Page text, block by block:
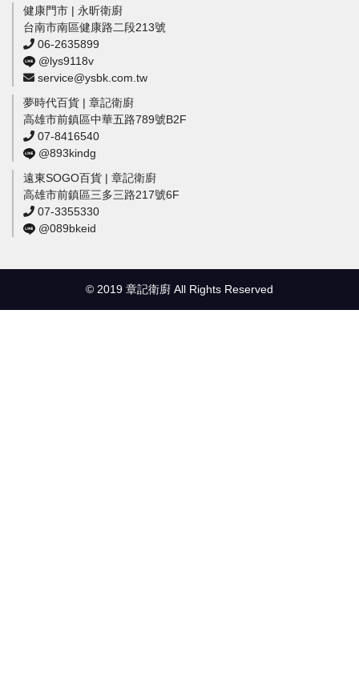
健康門市 | 永昕衛廚
台南市南區健康路二段213號
06-2635899
@lys9118v
service@ysbk.com.tw
夢時代百貨 | 章記衛廚
高雄市前鎮區中華五路789號B2F
07-8416540
@893kindg
遠東SOGO百貨 | 章記衛廚
高雄市前鎮區三多三路217號6F
07-3355330
@089bkeid
© 2019 章記衛廚 All Rights Reserved